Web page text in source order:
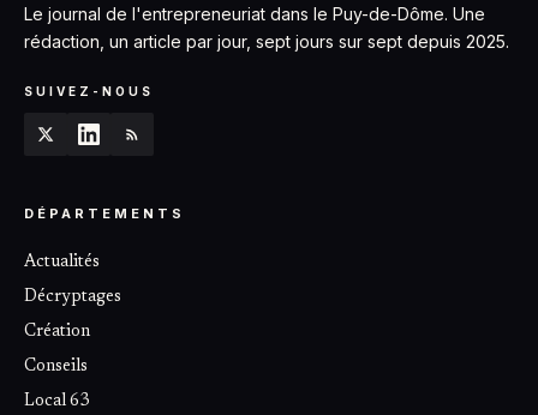
Le journal de l'entrepreneuriat dans le Puy-de-Dôme. Une
rédaction, un article par jour, sept jours sur sept depuis 2025.
SUIVEZ-NOUS
DÉPARTEMENTS
Actualités
Décryptages
Création
Conseils
Local 63